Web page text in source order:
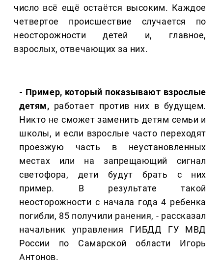
число всё ещё остаётся высоким. Каждое
четвертое происшествие случается по
неосторожности детей и, главное,
взрослых, отвечающих за них.
- Пример, который показывают взрослые
детям, работает против них в будущем.
Никто не сможет заменить детям семьи и
школы, и если взрослые часто переходят
проезжую часть в неустановленных
местах или на запрещающий сигнал
светофора, дети будут брать с них
пример. В результате такой
неосторожности с начала года 4 ребенка
погибли, 85 получили ранения, - рассказал
начальник управления ГИБДД ГУ МВД
России по Самарской области Игорь
Антонов.